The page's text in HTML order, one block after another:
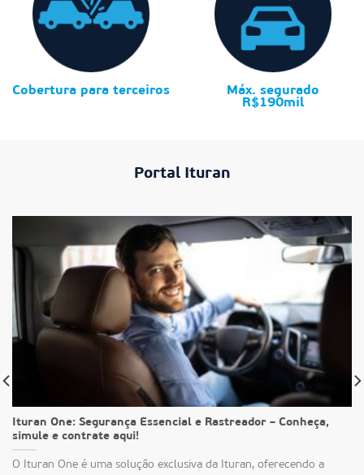
Cobertura para terceiros
Máx. segurado
R$190mil
Portal Ituran
Ituran One: Segurança Essencial e Rastreador – Conheça,
simule e contrate aqui!
O Ituran One é uma solução exclusiva da Ituran, oferecendo a